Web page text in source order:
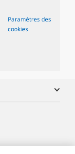
Paramètres des
cookies